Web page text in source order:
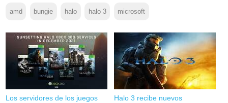
amd bungie halo halo 3 microsoft
Los servidores de los juegos
Halo 3 recibe nuevos